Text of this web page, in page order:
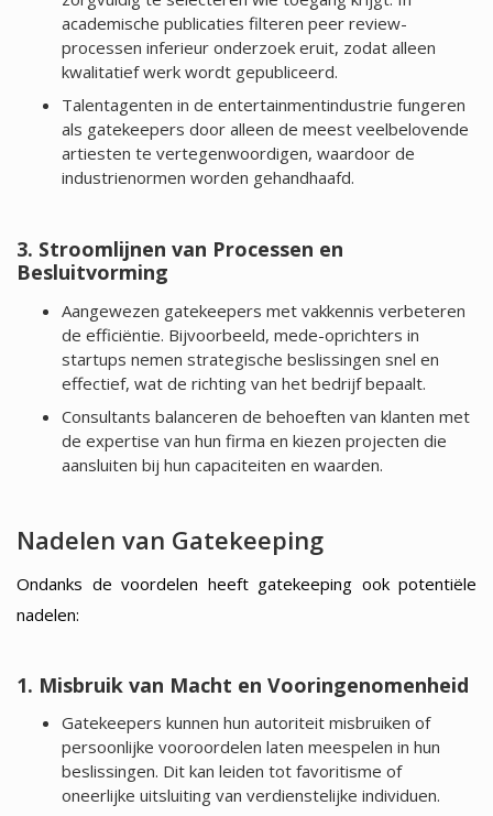
academische publicaties filteren peer review-
processen inferieur onderzoek eruit, zodat alleen
kwalitatief werk wordt gepubliceerd.
Talentagenten in de entertainmentindustrie fungeren
als gatekeepers door alleen de meest veelbelovende
artiesten te vertegenwoordigen, waardoor de
industrienormen worden gehandhaafd.
3. Stroomlijnen van Processen en
Besluitvorming
Aangewezen gatekeepers met vakkennis verbeteren
de efficiëntie. Bijvoorbeeld, mede-oprichters in
startups nemen strategische beslissingen snel en
effectief, wat de richting van het bedrijf bepaalt.
Consultants balanceren de behoeften van klanten met
de expertise van hun firma en kiezen projecten die
aansluiten bij hun capaciteiten en waarden.
Nadelen van Gatekeeping
Ondanks de voordelen heeft gatekeeping ook potentiële
nadelen:
1. Misbruik van Macht en Vooringenomenheid
Gatekeepers kunnen hun autoriteit misbruiken of
persoonlijke vooroordelen laten meespelen in hun
beslissingen. Dit kan leiden tot favoritisme of
oneerlijke uitsluiting van verdienstelijke individuen.